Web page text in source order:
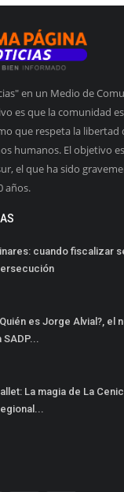
en un Medio de
es que la comunidad
que respeta la libertad
humanos. El objetivo
el que ha sido
años.
cuando fiscalizar
es Jorge Alvial?, el
SADP...
La magia de La